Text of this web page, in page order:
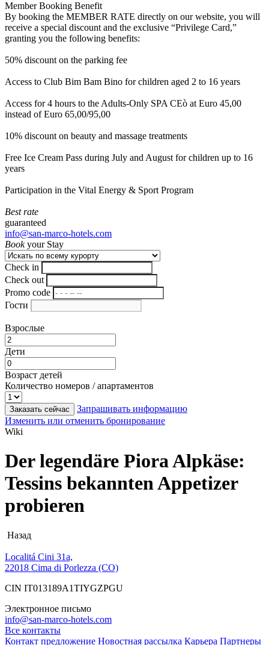
Member Booking Benefit
By booking the MEMBER RATE directly on our website, you will
receive a special discount and the exclusive “Privilege Card,”
granting you the following benefits:
50% discount on the parking fee
Access to Club Bim Bam Bino for children aged 2 to 16 years
Access for 4 hours to the Adults-Only SPA CEò at Euro 45,00
instead of Euro 65,00/95,00
10% discount on beauty and massage treatments
Free Ice Cream Pass during July and August for children up to 16
years
Participation in the Vital Energy & Sport Program
Best rate
guaranteed
info@san-marco-hotels.com
Bookyour Stay
Check in
Check out
Promo code
Гости
Взрослые
Дети
Возраст детей
Количество номеров / апартаментов
Заказать сейчас
Запрашивать информацию
Изменить или отменить бронирование
Wiki
Der legendäre Piora Alpkäse:
Tessins bekannten Appetizer
probieren
Назад
Localitá Cini 31a,
22018 Cima di Porlezza (CO)
CIN IT013189A1TIYGZPGU
Электронное письмо
info@san-marco-hotels.com
Все контакты
Контакт предложение Новостная рассылка Карьера Партнеры